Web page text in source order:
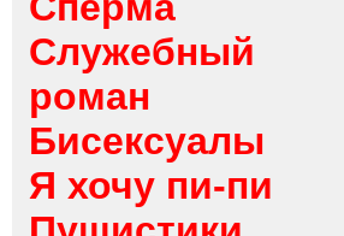
Служебный
роман
Бисексуалы
Я хочу пи-пи